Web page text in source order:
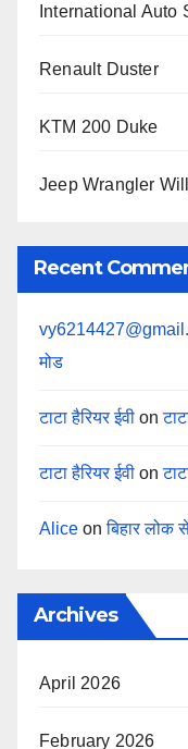
International Auto
Renault Duster
KTM 200 Duke
Jeep Wrangler
Recent
मोड
टाटा हैरियर ईवी on
टाटा हैरियर ईवी on
Alice onबिहार लोक
Archives
April 2026
February 2026